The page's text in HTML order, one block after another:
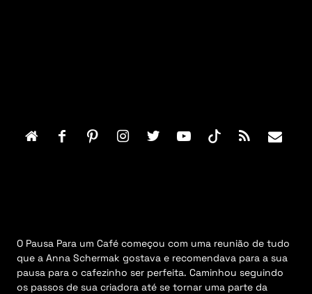
O Pausa Para um Café começou com uma reunião de tudo
que a Anna Schermak gostava e recomendava para a sua
pausa para o cafezinho ser perfeita. Caminhou seguindo
os passos de sua criadora até se tornar uma parte da